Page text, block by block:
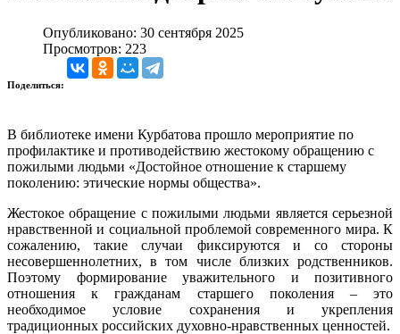
Опубликовано: 30 сентября 2025
Просмотров: 223
Поделиться:
В библиотеке имени Курбатова прошло мероприятие по
профилактике и противодействию жестокому обращению с
пожилыми людьми «Достойное отношение к старшему
поколению: этические нормы общества».
Жестокое обращение с пожилыми людьми является серьезной
нравственной и социальной проблемой современного мира. К
сожалению, такие случаи фиксируются и со стороны
несовершеннолетних, в том числе близких родственников.
Поэтому формирование уважительного и позитивного
отношения к гражданам старшего поколения – это
необходимое условие сохранения и укрепления
традиционных российских духовно-нравственных ценностей.